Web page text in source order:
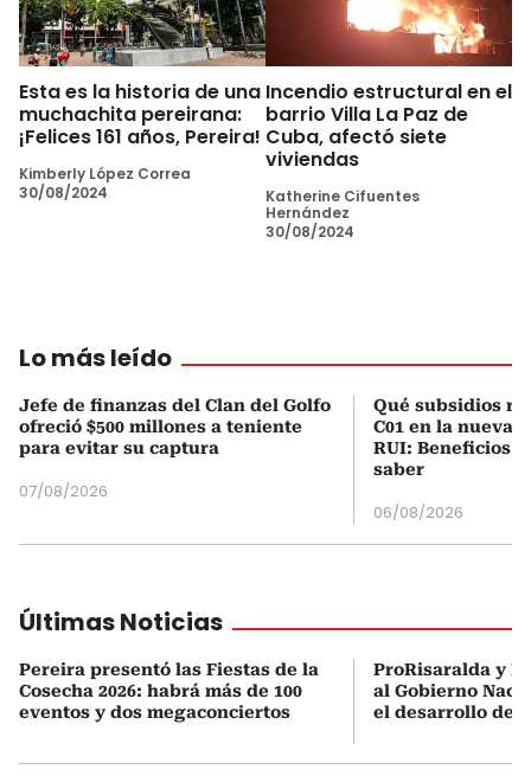
Esta es la historia de una
muchachita pereirana:
¡Felices 161 años, Pereira!
Kimberly López Correa
30/08/2024
Incendio estructural en el
barrio Villa La Paz de
Cuba, afectó siete
viviendas
Katherine Cifuentes
Hernández
30/08/2024
Lo más leído
Jefe de finanzas del Clan del Golfo
ofreció $500 millones a teniente
para evitar su captura
07/08/2026
Qué subsidios
C01 en la nueva
RUI: Beneficios
saber
06/08/2026
Últimas Noticias
Pereira presentó las Fiestas de la
Cosecha 2026: habrá más de 100
eventos y dos megaconciertos
ProRisaralda y
al Gobierno
el desarrollo